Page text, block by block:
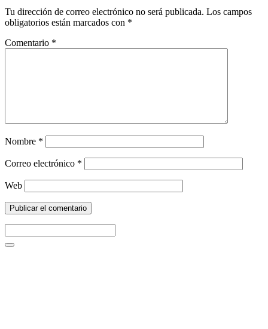
Tu dirección de correo electrónico no será publicada. Los campos
obligatorios están marcados con *
Comentario *
Nombre *
Correo electrónico *
Web